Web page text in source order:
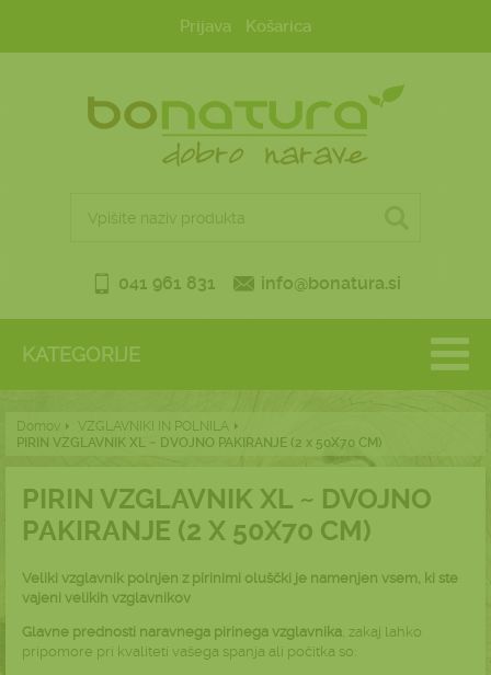
Prijava Košarica
041 961 831 info@bonatura.si
KATEGORIJE
Domov
VZGLAVNIKI IN POLNILA
PIRIN VZGLAVNIK XL ~ DVOJNO PAKIRANJE (2 x 50X70 CM)
PIRIN VZGLAVNIK XL ~ DVOJNO
PAKIRANJE (2 X 50X70 CM)
Veliki vzglavnik polnjen z pirinimi oluščki je namenjen vsem, ki ste
vajeni velikih vzglavnikov
Glavne prednosti naravnega pirinega vzglavnika, zakaj lahko
pripomore pri kvaliteti vašega spanja ali počitka so: